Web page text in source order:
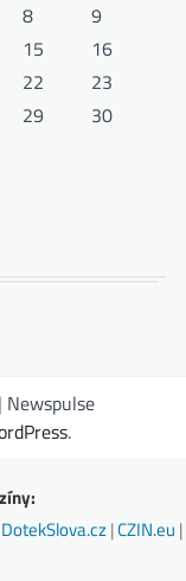
8
9
15
16
22
23
29
30
| Newspulse
.
DotekSlova.cz|CZIN.eu |